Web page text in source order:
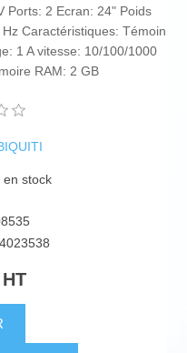
Ports: 2 Ecran: 24" Poids
Caractéristiques: Témoin
1 A vitesse: 10/100/1000
RAM: 2 GB
en stock